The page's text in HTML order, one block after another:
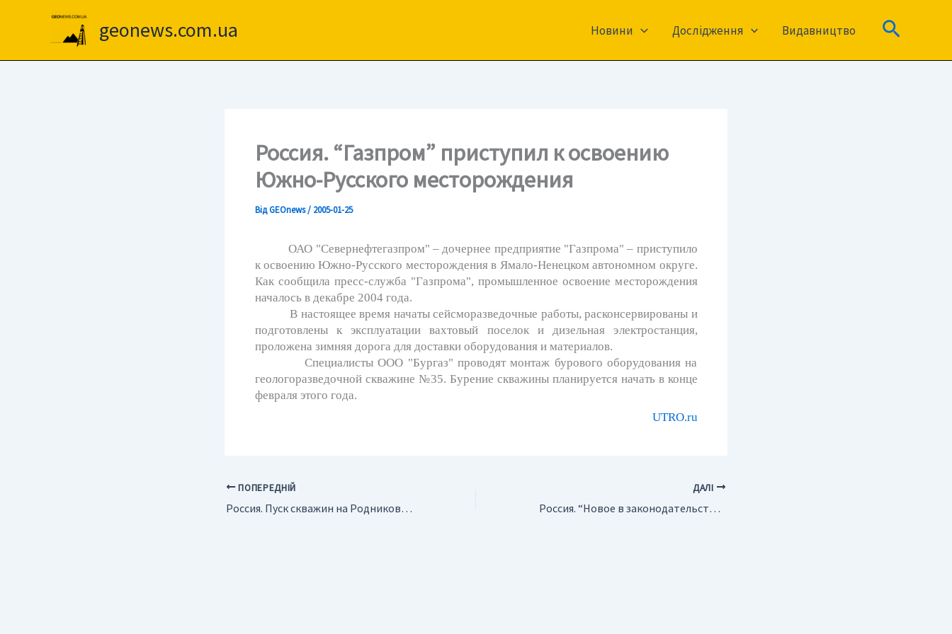
geonews.com.ua Новини Дослідження Видавництво Пошук
Россия. “Газпром” приступил к освоению
Южно-Русского месторождения
ВідGEOnews/ 2005-01-25
ОАО "Севернефтегазпром" – дочернее предприятие "Газпрома" – приступило
к освоению Южно-Русского месторождения в Ямало-Ненецком автономном округе.
Как сообщила пресс-служба "Газпрома", промышленное освоение месторождения
началось в декабре 2004 года.
В настоящее время начаты сейсморазведочные работы, расконсервированы и
подготовлены к эксплуатации вахтовый поселок и дизельная электростанция,
проложена зимняя дорога для доставки оборудования и материалов.
Специалисты ООО "Бургаз" проводят монтаж бурового оборудования на
геологоразведочной скважине №35. Бурение скважины планируется начать в конце
февраля этого года.
UTRO.ru
ПОПЕРЕДНІЙ
Россия. Пуск скважин на Родниковском месторождении подтвердил прогнозы
ДАЛІ
Россия. “Новое в законодательстве и налогообложении компаний сырьевого сектора”